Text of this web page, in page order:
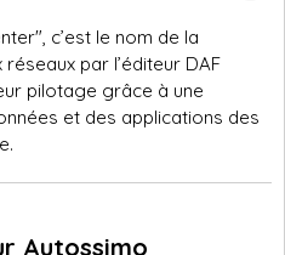
c’est le nom de la
par l’éditeur DAF
pilotage grâce à une
et des applications des
Autossimo